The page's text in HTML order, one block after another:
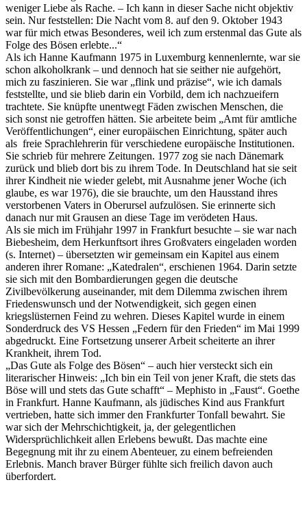
weniger Liebe als Rache. – Ich kann in dieser Sache nicht objektiv
sein. Nur feststellen: Die Nacht vom 8. auf den 9. Oktober 1943
war für mich etwas Besonderes, weil ich zum erstenmal das Gute als
Folge des Bösen erlebte...“
Als ich Hanne Kaufmann 1975 in Luxemburg kennenlernte, war sie
schon alkoholkrank – und dennoch hat sie seither nie aufgehört,
mich zu faszinieren. Sie war „flink und präzise“, wie ich damals
feststellte, und sie blieb darin ein Vorbild, dem ich nachzueifern
trachtete. Sie knüpfte unentwegt Fäden zwischen Menschen, die
sich sonst nie getroffen hätten. Sie arbeitete beim „Amt für amtliche
Veröffentlichungen“, einer europäischen Einrichtung, später auch
als freie Sprachlehrerin für verschiedene europäische Institutionen.
Sie schrieb für mehrere Zeitungen. 1977 zog sie nach Dänemark
zurück und blieb dort bis zu ihrem Tode. In Deutschland hat sie seit
ihrer Kindheit nie wieder gelebt, mit Ausnahme jener Woche (ich
glaube, es war 1976), die sie brauchte, um den Hausstand ihres
verstorbenen Vaters in Oberursel aufzulösen. Sie erinnerte sich
danach nur mit Grausen an diese Tage im verödeten Haus.
Als sie mich im Frühjahr 1997 in Frankfurt besuchte – sie war nach
Biebesheim, dem Herkunftsort ihres Großvaters eingeladen worden
(s. Internet) – übersetzten wir gemeinsam ein Kapitel aus einem
anderen ihrer Romane: „Katedralen“, erschienen 1964. Darin setzte
sie sich mit den Bombardierungen gegen die deutsche
Zivilbevölkerung auseinander, mit dem Dilemma zwischen ihrem
Friedenswunsch und der Notwendigkeit, sich gegen einen
kriegslüsternen Feind zu wehren. Dieses Kapitel wurde in einem
Sonderdruck des VS Hessen „Federn für den Frieden“ im Mai 1999
abgedruckt. Eine Fortsetzung unserer Arbeit scheiterte an ihrer
Krankheit, ihrem Tod.
„Das Gute als Folge des Bösen“ – auch hier versteckt sich ein
literarischer Hinweis: „Ich bin ein Teil von jener Kraft, die stets das
Böse will und stets das Gute schafft“ – Mephisto in „Faust“. Goethe
in Frankfurt. Hanne Kaufmann, als jüdisches Kind aus Frankfurt
vertrieben, hatte sich immer den Frankfurter Tonfall bewahrt. Sie
war sich der Mehrschichtigkeit, ja, der gelegentlichen
Widersprüchlichkeit allen Erlebens bewußt. Das machte eine
Begegnung mit ihr zu einem Abenteuer, zu einem befreienden
Erlebnis. Manch braver Bürger fühlte sich freilich davon auch
überfordert.